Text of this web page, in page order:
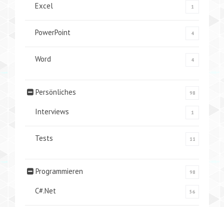
Excel 1
PowerPoint 4
Word 4
Persönliches 98
Interviews 1
Tests 11
Programmieren 98
C#.Net 56